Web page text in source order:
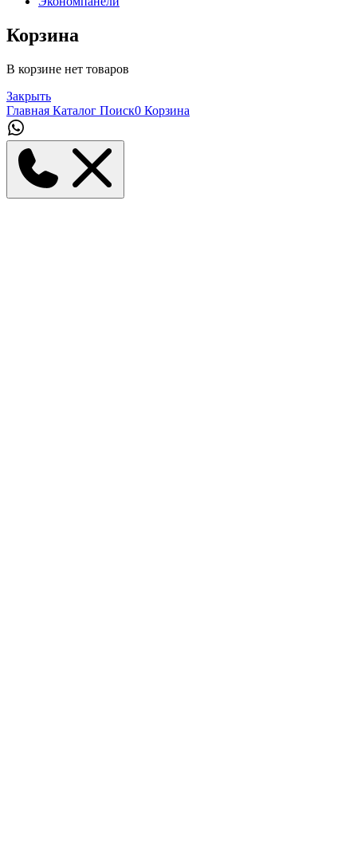
Корзина
В корзине нет товаров
Закрыть
Главная Каталог Поиск0 Корзина